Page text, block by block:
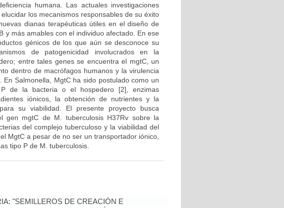
humana. Las actuales investigaciones
los mecanismos responsables de su éxito
dianas terapéuticas útiles en el diseño de
y más amables con el individuo afectado. En ese
génicos de los que aún se desconoce su
de patogenicidad involucrados en la
entre tales genes se encuentra el mgtC, un
dentro de macrófagos humanos y la virulencia
Salmonella, MgtC ha sido postulado como un
de la bacteria o el hospedero [2], enzimas
iónicos, la obtención de nutrientes y la
su viabilidad. El presente proyecto busca
gen mgtC de M. tuberculosis H37Rv sobre la
del complejo tuberculoso y la viabilidad del
MgtC a pesar de no ser un transportador iónico,
tipo P de M. tuberculosis.
"SEMILLEROS DE CREACIÓN E